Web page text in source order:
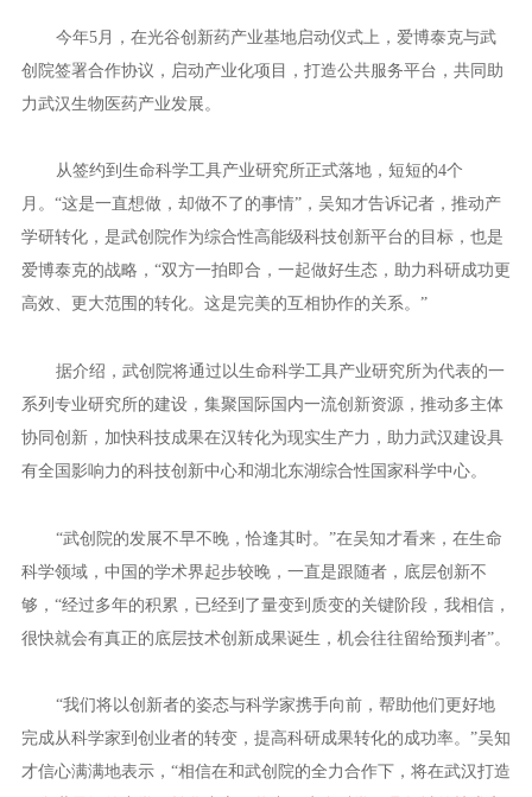
今年5月，在光谷创新药产业基地启动仪式上，爱博泰克与武
创院签署合作协议，启动产业化项目，打造公共服务平台，共同助
力武汉生物医药产业发展。
从签约到生命科学工具产业研究所正式落地，短短的4个
月。“这是一直想做，却做不了的事情”，吴知才告诉记者，推动产
学研转化，是武创院作为综合性高能级科技创新平台的目标，也是
爱博泰克的战略，“双方一拍即合，一起做好生态，助力科研成功更
高效、更大范围的转化。这是完美的互相协作的关系。”
据介绍，武创院将通过以生命科学工具产业研究所为代表的一
系列专业研究所的建设，集聚国际国内一流创新资源，推动多主体
协同创新，加快科技成果在汉转化为现实生产力，助力武汉建设具
有全国影响力的科技创新中心和湖北东湖综合性国家科学中心。
“武创院的发展不早不晚，恰逢其时。”在吴知才看来，在生命
科学领域，中国的学术界起步较晚，一直是跟随者，底层创新不
够，“经过多年的积累，已经到了量变到质变的关键阶段，我相信，
很快就会有真正的底层技术创新成果诞生，机会往往留给预判者”。
“我们将以创新者的姿态与科学家携手向前，帮助他们更好地
完成从科学家到创业者的转变，提高科研成果转化的成功率。”吴知
才信心满满地表示，“相信在和武创院的全力合作下，将在武汉打造